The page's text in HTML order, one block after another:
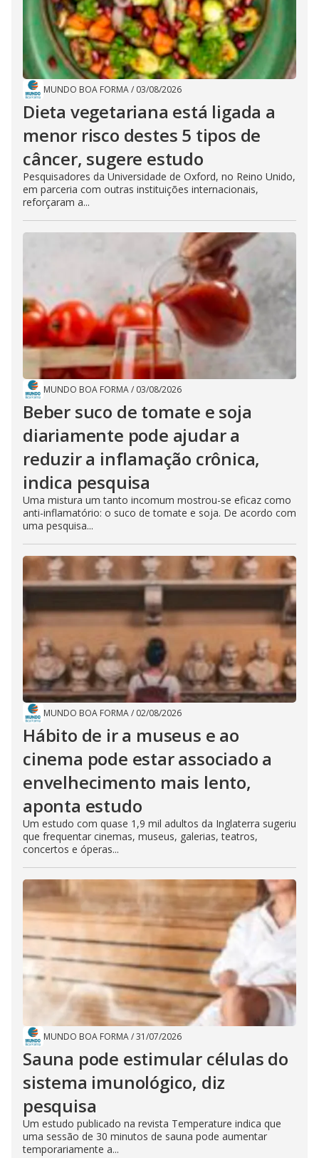
MUNDO BOA FORMA/ 03/08/2026
Dieta vegetariana está ligada a
menor risco destes 5 tipos de
câncer, sugere estudo
Pesquisadores da Universidade de Oxford, no Reino Unido,
em parceria com outras instituições internacionais,
reforçaram a...
MUNDO BOA FORMA/ 03/08/2026
Beber suco de tomate e soja
diariamente pode ajudar a
reduzir a inflamação crônica,
indica pesquisa
Uma mistura um tanto incomum mostrou-se eficaz como
anti-inflamatório: o suco de tomate e soja. De acordo com
uma pesquisa...
MUNDO BOA FORMA/ 02/08/2026
Hábito de ir a museus e ao
cinema pode estar associado a
envelhecimento mais lento,
aponta estudo
Um estudo com quase 1,9 mil adultos da Inglaterra sugeriu
que frequentar cinemas, museus, galerias, teatros,
concertos e óperas...
MUNDO BOA FORMA/31/07/2026
Sauna pode estimular células do
sistema imunológico, diz
pesquisa
Um estudo publicado na revista Temperature indica que
uma sessão de 30 minutos de sauna pode aumentar
temporariamente a...